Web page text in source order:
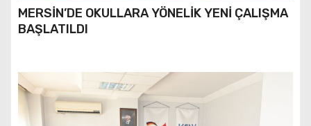
MERSİN’DE OKULLARA YÖNELİK YENİ ÇALIŞMA
BAŞLATILDI